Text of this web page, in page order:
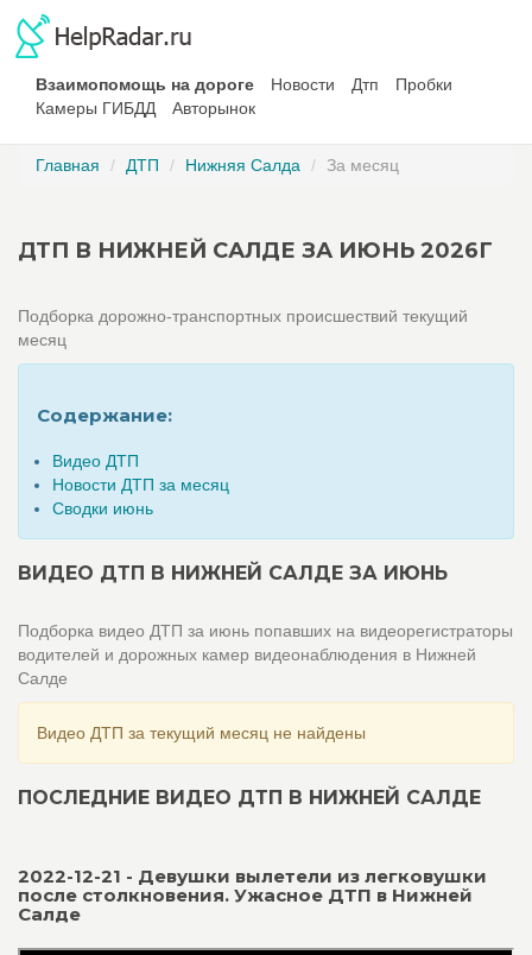
Взаимопомощь на дороге Новости Дтп
Пробки
Камеры ГИБДД
Авторынок
Главная ДТП Нижняя Салда За месяц
ДТП В НИЖНЕЙ САЛДЕ ЗА ИЮНЬ 2026Г
Подборка дорожно-транспортных происшествий текущий
месяц
Содержание:
Видео ДТП
Новости ДТП за месяц
Сводки июнь
ВИДЕО ДТП В НИЖНЕЙ САЛДЕ ЗА ИЮНЬ
Подборка видео ДТП за июнь попавших на видеорегистраторы
водителей и дорожных камер видеонаблюдения в Нижней
Салде
Видео ДТП за текущий месяц не найдены
ПОСЛЕДНИЕ ВИДЕО ДТП В НИЖНЕЙ САЛДЕ
2022-12-21 - Девушки вылетели из легковушки
после столкновения. Ужасное ДТП в Нижней
Салде